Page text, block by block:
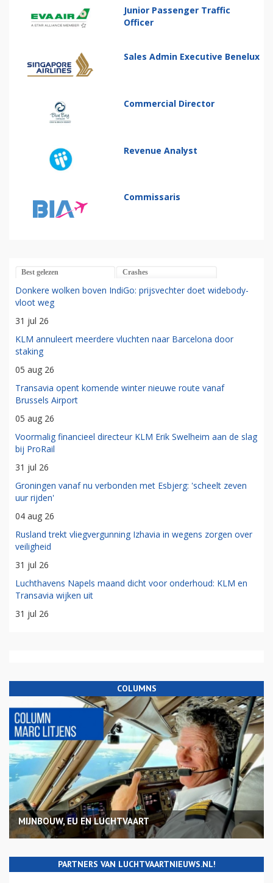
Junior Passenger Traffic
Officer
Sales Admin Executive Benelux
Commercial Director
Revenue Analyst
Commissaris
Best gelezen Crashes
Donkere wolken boven IndiGo: prijsvechter doet widebody-
vloot weg
31 jul 26
KLM annuleert meerdere vluchten naar Barcelona door
staking
05 aug 26
Transavia opent komende winter nieuwe route vanaf
Brussels Airport
05 aug 26
Voormalig financieel directeur KLM Erik Swelheim aan de slag
bij ProRail
31 jul 26
Groningen vanaf nu verbonden met Esbjerg: 'scheelt zeven
uur rijden'
04 aug 26
Rusland trekt vliegvergunning Izhavia in wegens zorgen over
veiligheid
31 jul 26
Luchthavens Napels maand dicht voor onderhoud: KLM en
Transavia wijken uit
31 jul 26
COLUMNS
MIJNBOUW, EU EN LUCHTVAART
PARTNERS VAN LUCHTVAARTNIEUWS.NL!